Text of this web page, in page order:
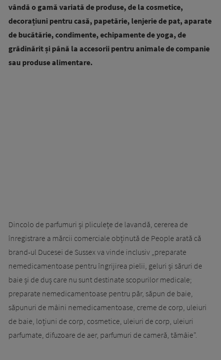
vândă o gamă variată de produse, de la cosmetice,
decorațiuni pentru casă, papetărie, lenjerie de pat, aparate
de bucătărie, condimente, echipamente de yoga, de
grădinărit și până la accesorii pentru animale de companie
sau produse alimentare.
Dincolo de parfumuri și pliculețe de lavandă, cererea de
înregistrare a mărcii comerciale obținută de People arată că
brand-ul Ducesei de Sussex va vinde inclusiv „preparate
nemedicamentoase pentru îngrijirea pielii, geluri și săruri de
baie și de duș care nu sunt destinate scopurilor medicale;
preparate nemedicamentoase pentru păr, săpun de baie,
săpunuri de mâini nemedicamentoase, creme de corp, uleiuri
de baie, loțiuni de corp, cosmetice, uleiuri de corp, uleiuri
parfumate, difuzoare de aer, parfumuri de cameră, tămâie”.